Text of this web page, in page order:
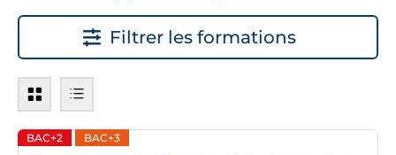
Filtrer les formations
BAC+2 BAC+3